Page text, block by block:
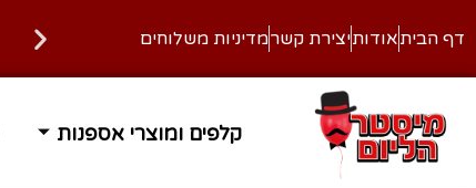
דף הביתאודותיצירת קשרמדיניות משלוחים
זמן אספקה 1-3 ימי עסקים קלפים ומוצרי אספנות